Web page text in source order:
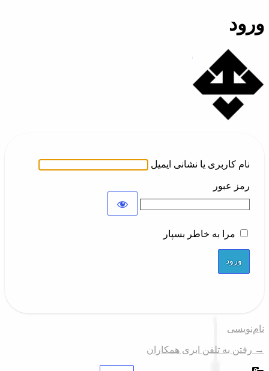
ورود
نام کاربری یا نشانی ایمیل
رمز عبور
مرا به خاطر بسپار
نام‌نویسی
→ رفتن به تلفن ابری همکاران